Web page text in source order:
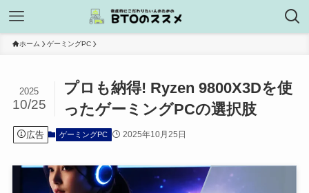
ホーム ゲーミングPC
プロも納得! Ryzen 9800X3Dを使
ったゲーミングPCの選択肢
2025
10/25
広告 ゲーミングPC 2025年10月25日